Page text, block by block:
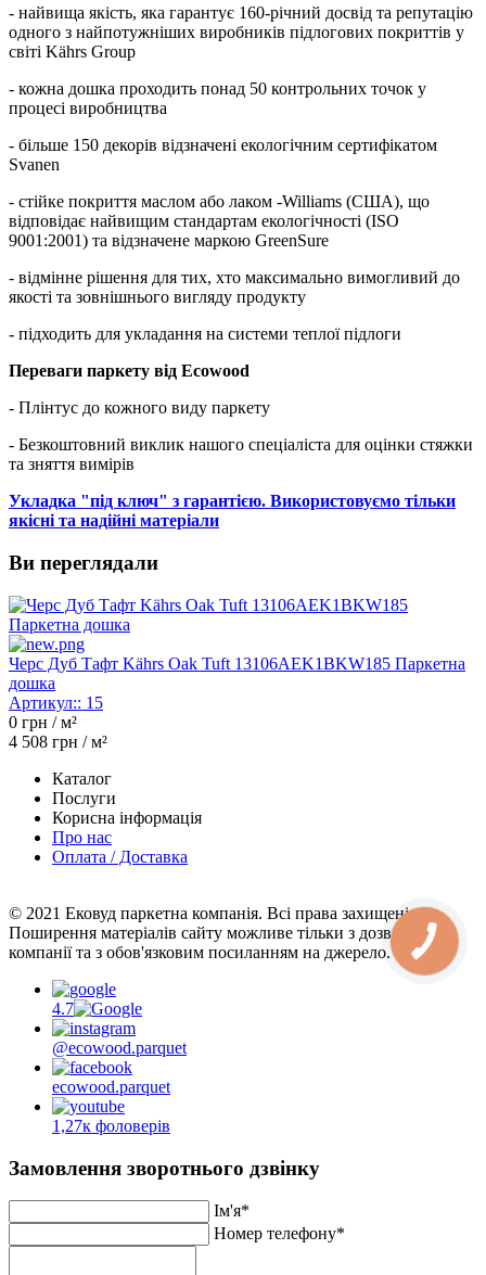
- найвища якість, яка гарантує 160-річний досвід та репутацію
одного з найпотужніших виробників підлогових покриттів у
світі Kährs Group
- кожна дошка проходить понад 50 контрольних точок у
процесі виробництва
- більше 150 декорів відзначені екологічним сертифікатом
Svanen
- стійке покриття маслом або лаком -Williams (США), що
відповідає найвищим стандартам екологічності (ISO
9001:2001) та відзначене маркою GreenSure
- відмінне рішення для тих, хто максимально вимогливий до
якості та зовнішнього вигляду продукту
- підходить для укладання на системи теплої підлоги
Переваги паркету від Ecowood
- Плінтус до кожного виду паркету
- Безкоштовний виклик нашого спеціаліста для оцінки стяжки
та зняття вимірів
Укладка "під ключ" з гарантією. Використовуємо тільки
якісні та надійні матеріали
Ви переглядали
Черс Дуб Тафт Kährs Oak Tuft 13106AEK1BKW185 Паркетна
дошка
Артикул:: 15
0 грн / м²
4 508 грн / м²
Каталог
Послуги
Корисна інформація
Про нас
Оплата / Доставка
© 2021 Ековуд паркетна компанія. Всі права захищені.
Поширення матеріалів сайту можливе тільки з дозволу
компанії та з обов'язковим посиланням на джерело.
4.7
@ecowood.parquet
ecowood.parquet
1,27к фоловерів
Замовлення зворотнього дзвінку
Ім'я*
Номер телефону*